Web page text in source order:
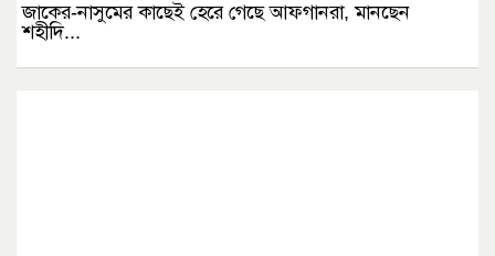
জাকের-নাসুমের কাছেই হেরে গেছে আফগানরা, মানছেন
শহীদি...